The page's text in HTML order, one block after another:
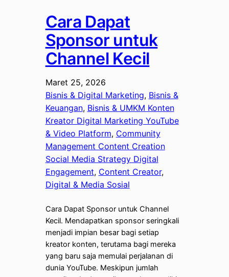
Cara Dapat
Sponsor untuk
Channel Kecil
Maret 25, 2026
Bisnis & Digital Marketing, Bisnis &
Keuangan, Bisnis & UMKM Konten
Kreator Digital Marketing YouTube
& Video Platform, Community
Management Content Creation
Social Media Strategy Digital
Engagement, Content Creator ,
Digital & Media Sosial
Cara Dapat Sponsor untuk Channel
Kecil. Mendapatkan sponsor seringkali
menjadi impian besar bagi setiap
kreator konten, terutama bagi mereka
yang baru saja memulai perjalanan di
dunia YouTube. Meskipun jumlah